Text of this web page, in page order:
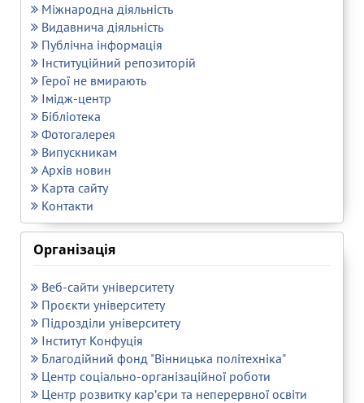
Міжнародна діяльність
Видавнича діяльність
Публічна інформація
Інституційний репозиторій
Герої не вмирають
Імідж-центр
Бібліотека
Фотогалерея
Випускникам
Архів новин
Карта сайту
Контакти
Організація
Веб-сайти університету
Проєкти університету
Підрозділи університету
Інститут Конфуція
Благодійний фонд "Вінницька політехніка"
Центр соціально-організаційної роботи
Центр розвитку кар’єри та неперервної освіти